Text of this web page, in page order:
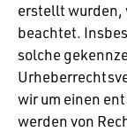
erstellt wurden,
beachtet.
solche
wir um einen
werden von